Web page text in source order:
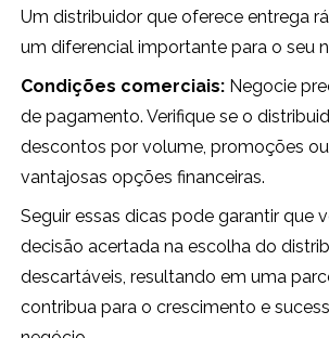
Um distribuidor que oferece entrega
um diferencial importante para o seu
Condições comerciais: Negocie
de pagamento. Verifique se o
descontos por volume, promoções
vantajosas opções financeiras.
Seguir essas dicas pode garantir que
decisão acertada na escolha do
descartáveis, resultando em uma
contribua para o crescimento e